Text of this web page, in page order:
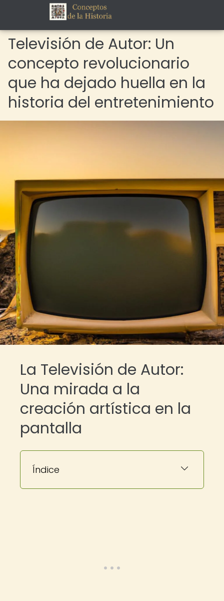
Televisión de Autor: Un
concepto revolucionario
que ha dejado huella en la
historia del entretenimiento
La Televisión de Autor:
Una mirada a la
creación artística en la
pantalla
Índice